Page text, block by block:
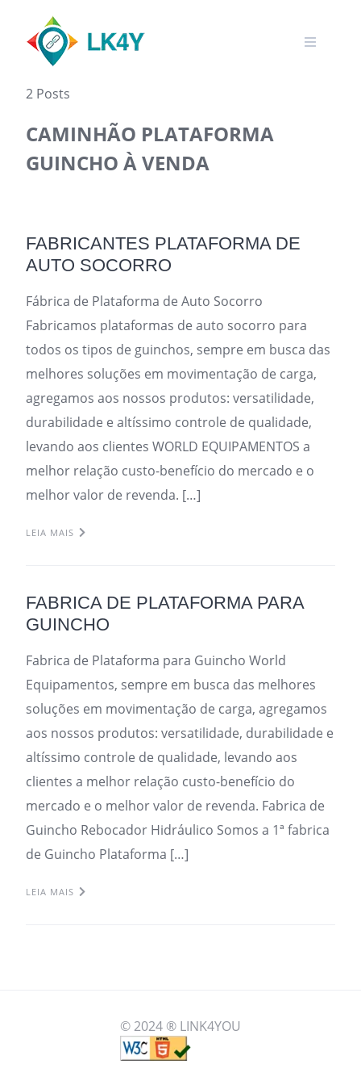
content
2 Posts
CAMINHÃO PLATAFORMA
GUINCHO À VENDA
FABRICANTES PLATAFORMA DE
AUTO SOCORRO
Fábrica de Plataforma de Auto Socorro
Fabricamos plataformas de auto socorro para
todos os tipos de guinchos, sempre em busca das
melhores soluções em movimentação de carga,
agregamos aos nossos produtos: versatilidade,
durabilidade e altíssimo controle de qualidade,
levando aos clientes WORLD EQUIPAMENTOS a
melhor relação custo-benefício do mercado e o
melhor valor de revenda. […]
LEIA MAIS
FABRICA DE PLATAFORMA PARA
GUINCHO
Fabrica de Plataforma para Guincho World
Equipamentos, sempre em busca das melhores
soluções em movimentação de carga, agregamos
aos nossos produtos: versatilidade, durabilidade e
altíssimo controle de qualidade, levando aos
clientes a melhor relação custo-benefício do
mercado e o melhor valor de revenda. Fabrica de
Guincho Rebocador Hidráulico Somos a 1ª fabrica
de Guincho Plataforma […]
LEIA MAIS
© 2024 ® LINK4YOU